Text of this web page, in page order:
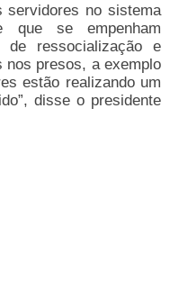
servidores no sistema
que se empenham
de ressocialização e
nos presos, a exemplo
estão realizando um
disse o presidente